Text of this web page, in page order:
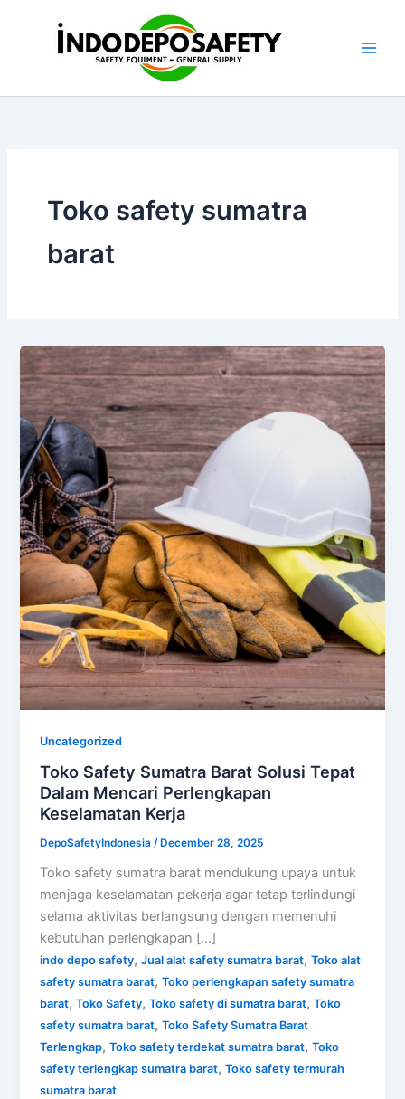
Toko safety sumatra
barat
Uncategorized
Toko Safety Sumatra Barat Solusi Tepat
Dalam Mencari Perlengkapan
Keselamatan Kerja
DepoSafetyIndonesia/ December 28, 2025
Toko safety sumatra barat mendukung upaya untuk
menjaga keselamatan pekerja agar tetap terlindungi
selama aktivitas berlangsung dengan memenuhi
kebutuhan perlengkapan […]
indo depo safety,Jual alat safety sumatra barat,Toko alat
safety sumatra barat,Toko perlengkapan safety sumatra
barat,Toko Safety,Toko safety di sumatra barat,Toko
safety sumatra barat,Toko Safety Sumatra Barat
Terlengkap,Toko safety terdekat sumatra barat,Toko
safety terlengkap sumatra barat,Toko safety termurah
sumatra barat